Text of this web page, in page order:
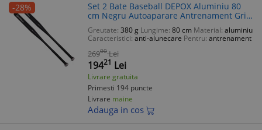
-28%
Set 2 Bate Baseball DEPOX Aluminiu 80
cm Negru Autoaparare Antrenament Grip
Cauciuc
Greutate: 380 g Lungime: 80 cm Material: aluminiu
Caracteristici: anti-alunecare Pentru: antrenament
26900 Lei
19421 Lei
Livrare gratuita
Primesti 194 puncte
Livrare maine
Adauga in cos